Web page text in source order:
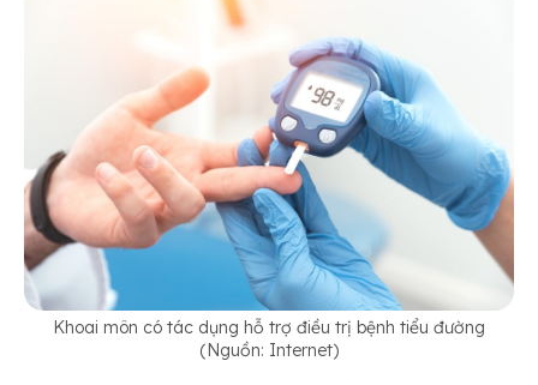
Khoai môn có tác dụng hỗ trợ điều trị bệnh tiểu đường
(Nguồn: Internet)